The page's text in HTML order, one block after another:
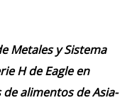
Metales y Sistema
H de Eagle en
alimentos de Asia-